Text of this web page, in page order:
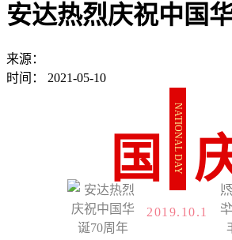
安达热烈庆祝中国
来源：
时间：
2021-05-10
国 NATIONAL DAY
2019.10.1